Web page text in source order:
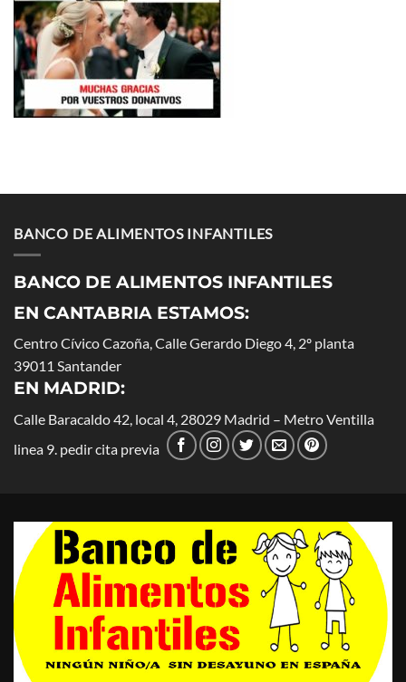
BANCO DE ALIMENTOS INFANTILES
BANCO DE ALIMENTOS INFANTILES
EN CANTABRIA ESTAMOS:
Centro Cívico Cazoña, Calle Gerardo Diego 4, 2º planta
39011 Santander
EN MADRID:
Calle Baracaldo 42, local 4, 28029 Madrid – Metro Ventilla
linea 9. pedir cita previa